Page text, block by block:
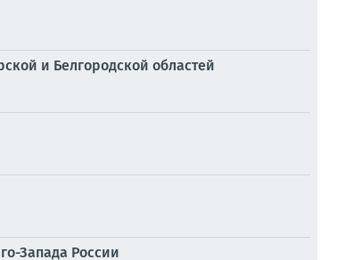
и Белгородской областей
Запада России